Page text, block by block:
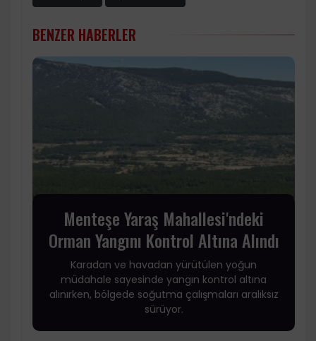
BENZER HABERLER
Menteşe Yaraş Mahallesi'ndeki
Orman Yangını Kontrol Altına Alındı
Karadan ve havadan yürütülen yoğun
müdahale sayesinde yangın kontrol altına
alınırken, bölgede soğutma çalışmaları aralıksız
sürüyor.